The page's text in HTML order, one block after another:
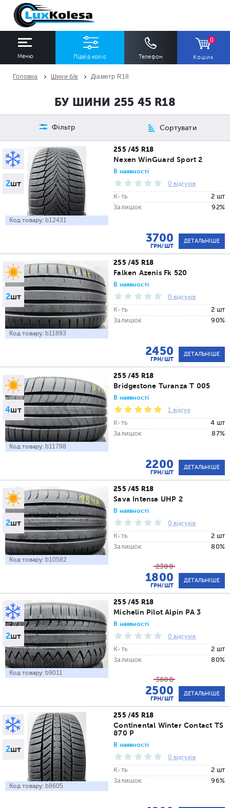
Меню Підбір коліс Телефон
0
Кошик
Всі Всі
Діаметр
Всі
Сезон
Всі
Кількість
Всі
ПІДІБРАТИ
Головна Шини б/в Діаметр R18
БУ ШИНИ 255 45 R18
Фільтр Сортувати
2шт
Код товару: b12431
255 /45 R18
Nexen WinGuard Sport 2
В наявності
0 відгуків
К-ть
2 шт
Залишок
92%
3700
ГРН/ШТ
ДЕТАЛЬНІШЕ
2шт
Код товару: b11893
255 /45 R18
Falken Azenis Fk 520
В наявності
0 відгуків
К-ть
2 шт
Залишок
90%
2450
ГРН/ШТ
ДЕТАЛЬНІШЕ
4шт
Код товару: b11798
255 /45 R18
Bridgestone Turanza T 005
В наявності
1 відгук
К-ть
4 шт
Залишок
87%
2200
ГРН/ШТ
ДЕТАЛЬНІШЕ
2шт
Код товару: b10582
255 /45 R18
Sava Intensa UHP 2
В наявності
0 відгуків
К-ть
2 шт
Залишок
80%
2300
1800
ГРН/ШТ
ДЕТАЛЬНІШЕ
2шт
Код товару: b9011
255 /45 R18
Michelin Pilot Alpin PA 3
В наявності
0 відгуків
К-ть
2 шт
Залишок
80%
3600
2500
ГРН/ШТ
ДЕТАЛЬНІШЕ
2шт
Код товару: b8605
255 /45 R18
Continental Winter Contact TS
870 P
В наявності
0 відгуків
К-ть
2 шт
Залишок
96%